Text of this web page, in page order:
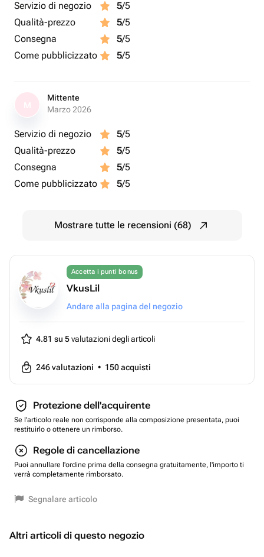
Servizio di negozio 5/5
Qualità-prezzo
5/5
Consegna
5/5
Come pubblicizzato
5/5
Mittente
Marzo 2026
Servizio di negozio 5/5
Qualità-prezzo
5/5
Consegna
5/5
Come pubblicizzato
5/5
Mostrare tutte le recensioni (68)
Accetta i punti bonus
VkusLil
Andare alla pagina del negozio
4.81 su 5valutazioni degli articoli
246valutazioni • 150acquisti
Protezione dell'acquirente
Se l'articolo reale non corrisponde alla composizione presentata, puoi
restituirlo o ottenere un rimborso.
Regole di cancellazione
Puoi annullare l'ordine prima della consegna gratuitamente, l'importo ti
verrà completamente rimborsato.
Segnalare articolo
Altri articoli di questo negozio